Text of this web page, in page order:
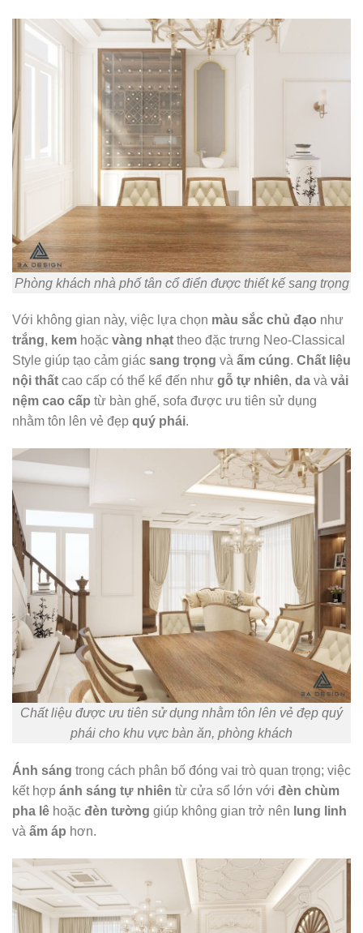
Phòng khách nhà phố tân cổ điển được thiết kế sang trọng
Với không gian này, việc lựa chọn màu sắc chủ đạo như
trắng, kem hoặc vàng nhạt theo đặc trưng Neo-Classical
Style giúp tạo cảm giác sang trọng và ấm cúng. Chất liệu
nội thất cao cấp có thể kể đến như gỗ tự nhiên, da và vải
nệm cao cấp từ bàn ghế, sofa được ưu tiên sử dụng
nhằm tôn lên vẻ đẹp quý phái.​
Chất liệu được ưu tiên sử dụng nhằm tôn lên vẻ đẹp quý
phái cho khu vực bàn ăn, phòng khách
Ánh sáng trong cách phân bố đóng vai trò quan trọng; việc
kết hợp ánh sáng tự nhiên từ cửa sổ lớn với đèn chùm
pha lê hoặc đèn tường giúp không gian trở nên lung linh
và ấm áp hơn.​